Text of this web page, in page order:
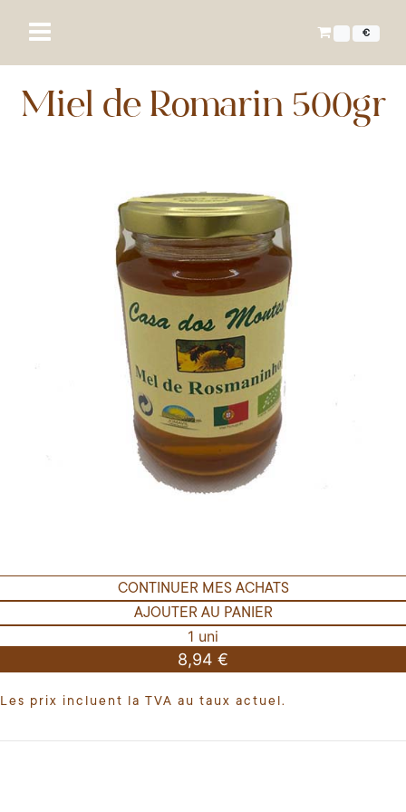
€
Miel de Romarin 500gr
CONTINUER MES ACHATS
AJOUTER AU PANIER
1 uni
8,94 €
Les prix incluent la TVA au taux actuel.